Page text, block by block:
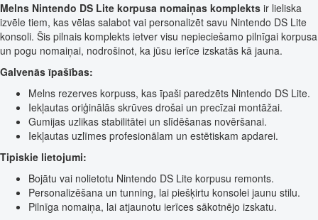
Melns Nintendo DS Lite korpusa nomaiņas komplekts ir lieliska
izvēle tiem, kas vēlas salabot vai personalizēt savu Nintendo DS Lite
konsoli. Šis pilnais komplekts ietver visu nepieciešamo pilnīgai korpusa
un pogu nomaiņai, nodrošinot, ka jūsu ierīce izskatās kā jauna.
Galvenās īpašības:
Melns rezerves korpuss, kas īpaši paredzēts Nintendo DS Lite.
Iekļautas oriģinālās skrūves drošai un precīzai montāžai.
Gumijas uzlikas stabilitātei un slīdēšanas novēršanai.
Iekļautas uzlīmes profesionālam un estētiskam apdarei.
Tipiskie lietojumi:
Bojātu vai nolietotu Nintendo DS Lite korpusu remonts.
Personalizēšana un tunning, lai piešķirtu konsolei jaunu stilu.
Pilnīga nomaiņa, lai atjaunotu ierīces sākotnējo izskatu.